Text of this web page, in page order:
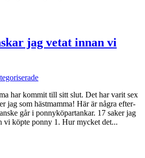
jag vetat innan vi
har kommit till sitt slut. Det har varit sex
jag som hästmamma! Här är några efter-
går i ponnyköpartankar. 17 saker jag
vi köpte ponny 1. Hur mycket det...